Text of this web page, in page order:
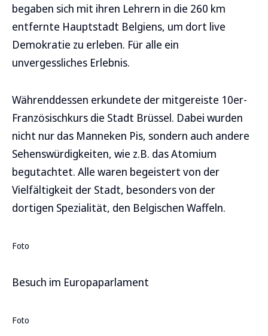
begaben sich mit ihren Lehrern in die 260 km
entfernte Hauptstadt Belgiens, um dort live
Demokratie zu erleben. Für alle ein
unvergessliches Erlebnis.
Währenddessen erkundete der mitgereiste 10er-
Französischkurs die Stadt Brüssel. Dabei wurden
nicht nur das Manneken Pis, sondern auch andere
Sehenswürdigkeiten, wie z.B. das Atomium
begutachtet. Alle waren begeistert von der
Vielfältigkeit der Stadt, besonders von der
dortigen Spezialität, den Belgischen Waffeln.
Foto
Besuch im Europaparlament
Foto